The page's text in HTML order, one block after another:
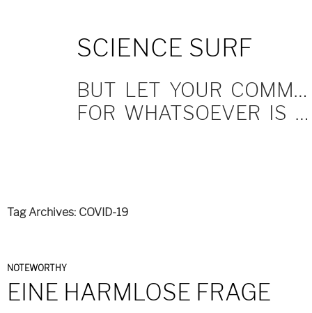
SCIENCE SURF
BUT LET YOUR COMMUNICATION BE YEA, YEA; NAY, NAY.
FOR WHATSOEVER IS MORE THAN THESE COMETH OF EVIL.
Tag Archives: COVID-19
NOTEWORTHY
EINE HARMLOSE FRAGE